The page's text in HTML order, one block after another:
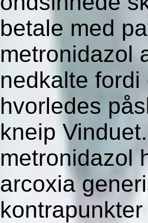
betale med
metronidazol
nedkalte
hvorledes
kneip
metronidazol
arcoxia